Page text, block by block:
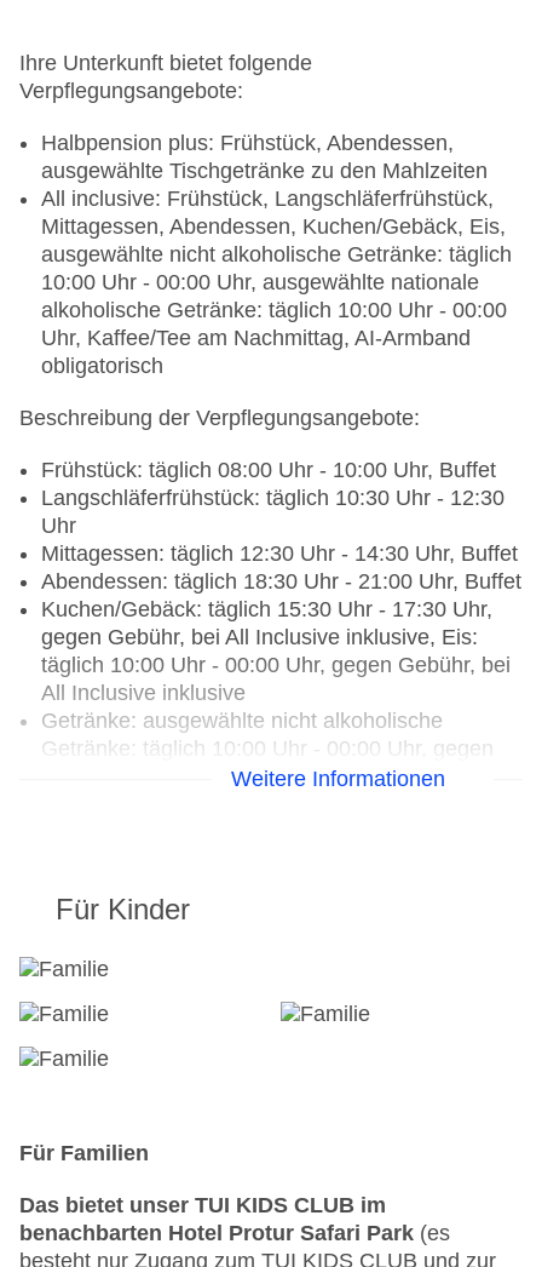
Ihre Unterkunft bietet folgende
Verpflegungsangebote:
Halbpension plus: Frühstück, Abendessen,
ausgewählte Tischgetränke zu den Mahlzeiten
All inclusive: Frühstück, Langschläferfrühstück,
Mittagessen, Abendessen, Kuchen/Gebäck, Eis,
ausgewählte nicht alkoholische Getränke: täglich
10:00 Uhr - 00:00 Uhr, ausgewählte nationale
alkoholische Getränke: täglich 10:00 Uhr - 00:00
Uhr, Kaffee/Tee am Nachmittag, AI-Armband
obligatorisch
Beschreibung der Verpflegungsangebote:
Frühstück: täglich 08:00 Uhr - 10:00 Uhr, Buffet
Langschläferfrühstück: täglich 10:30 Uhr - 12:30
Uhr
Mittagessen: täglich 12:30 Uhr - 14:30 Uhr, Buffet
Abendessen: täglich 18:30 Uhr - 21:00 Uhr, Buffet
Kuchen/Gebäck: täglich 15:30 Uhr - 17:30 Uhr,
gegen Gebühr, bei All Inclusive inklusive, Eis:
täglich 10:00 Uhr - 00:00 Uhr, gegen Gebühr, bei
All Inclusive inklusive
Getränke: ausgewählte nicht alkoholische
Getränke: täglich 10:00 Uhr - 00:00 Uhr, gegen
Gebühr, ausgewählte nationale alkoholische
glutenfreie Gerichte: Reservierung nicht
notwendig, vegetarische Gerichte: ohne Gebühr,
Reservierung nicht notwendig, Buffet
Bars & mehr: 2
Weitere Informationen
Für Kinder
Für Familien
Das bietet unser TUI KIDS CLUB im
benachbarten Hotel Protur Safari Park (es
besteht nur Zugang zum TUI KIDS CLUB und zur